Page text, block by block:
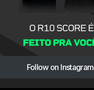
Follow on Instagram